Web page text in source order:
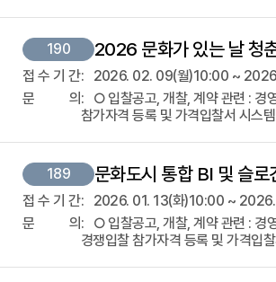
190 2026 문화가 있는 날 청
접 수 기 간
2026. 02. 09(월)10:00 ~
문
의
○ 입찰공고, 개찰, 계약 관련 :
참가자격 등록 및 가격입찰서 시
189 문화도시 통합 BI 및 슬로
접 수 기 간
2026. 01. 13(화)10:00 ~
문
의
○ 입찰공고, 개찰, 계약 관련 :
경쟁입찰 참가자격 등록 및 가격